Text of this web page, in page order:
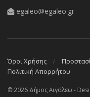
egaleo@egaleo.gr
Όροι Χρήσης
Πολιτική Απορρήτου
© 2026 Δήμος Αιγάλεω -